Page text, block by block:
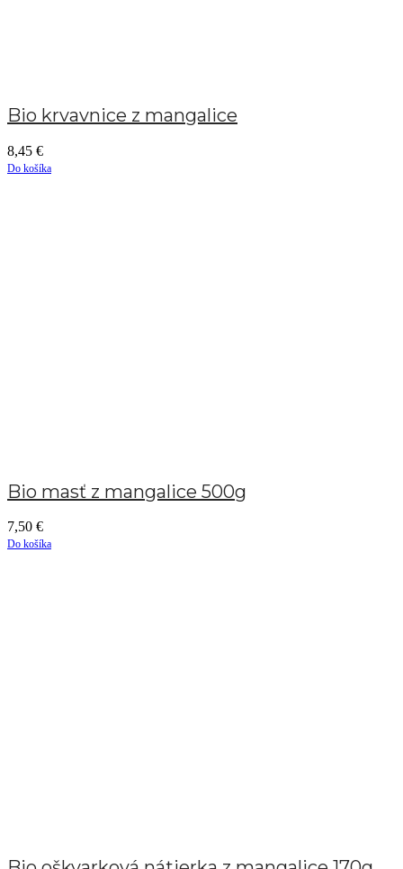
Bio krvavnice z mangalice
8,45 €
Do košíka
Bio masť z mangalice 500g
7,50 €
Do košíka